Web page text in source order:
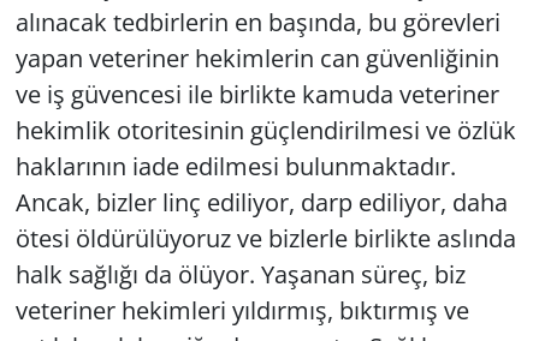
alınacak tedbirlerin en başında, bu görevleri
yapan veteriner hekimlerin can güvenliğinin
ve iş güvencesi ile birlikte kamuda veteriner
hekimlik otoritesinin güçlendirilmesi ve özlük
haklarının iade edilmesi bulunmaktadır.
Ancak, bizler linç ediliyor, darp ediliyor, daha
ötesi öldürülüyoruz ve bizlerle birlikte aslında
halk sağlığı da ölüyor. Yaşanan süreç, biz
veteriner hekimleri yıldırmış, bıktırmış ve